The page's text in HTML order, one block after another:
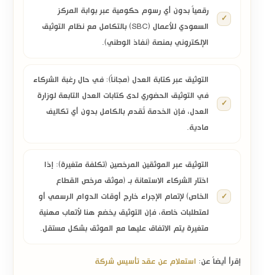
رقمياً بدون أي رسوم حكومية عبر بوابة المركز
السعودي للأعمال (SBC)
بالتكامل مع نظام التوثيق
الإلكتروني بمنصة (نفاذ الوطني).
التوثيق عبر كتابة العدل (مجاناً): في حال رغبة الشركاء
في التوثيق الحضوري لدى كتابات العدل التابعة لوزارة
العدل، فإن الخدمة تُقدم بالكامل بدون أي تكاليف
مادية.
التوثيق عبر الموثقين المرخصين (تكلفة متغيرة): إذا
اختار الشركاء الاستعانة بـ (موثق مرخص القطاع
الخاص) لإتمام الإجراء خارج أوقات الدوام الرسمي أو
لمتطلبات خاصة، فإن التوثيق يخضع هنا لأتعاب مهنية
متغيرة يتم الاتفاق عليها مع الموثق بشكل مستقل.
إقرأ أيضاً عن: استعلام عن عقد تأسيس شركة